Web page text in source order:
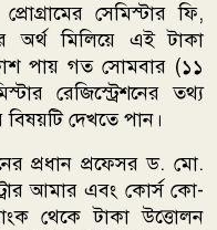
সেমিস্টার ফি,
অর্থ মিলিয়ে এই টাকা
পায় গত সোমবার (১১
রেজিস্ট্রেশনের তথ্য
দেখতে পান।
প্রধান প্রফেসর ড. মো.
আমার এবং কোর্স কো-
থেকে টাকা উত্তোলন